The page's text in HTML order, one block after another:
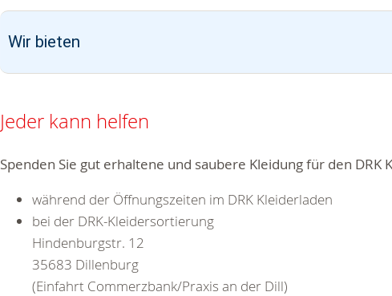
Wir bieten
Jeder kann helfen
Spenden Sie gut erhaltene und saubere Kleidung für den DRK
während der Öffnungszeiten im DRK Kleiderladen
bei der DRK-Kleidersortierung
Hindenburgstr. 12
35683 Dillenburg
(Einfahrt Commerzbank/Praxis an der Dill)